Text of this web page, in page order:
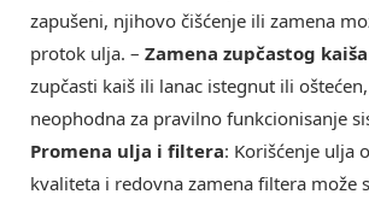
zapušeni, njihovo čišćenje ili zamena
protok ulja. – Zamena zupčastog
zupčasti kaiš ili lanac istegnut ili
neophodna za pravilno funkcionisanje
Promena ulja i filtera: Korišćenje ulja
kvaliteta i redovna zamena filtera može